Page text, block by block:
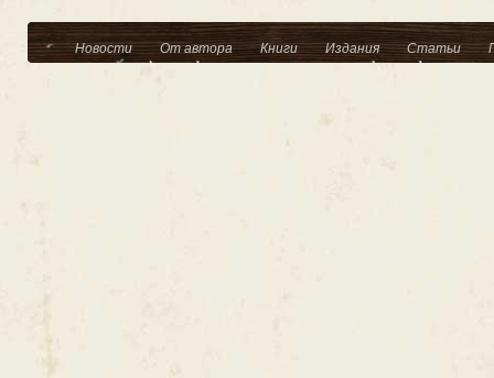
Новости От автора Книги Издания Статьи